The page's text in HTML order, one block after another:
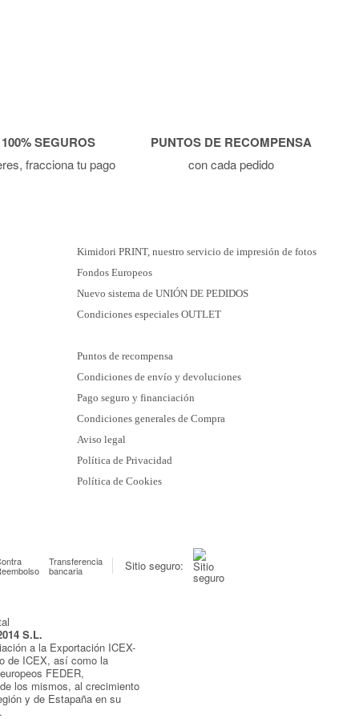
SEGUROS
fracciona tu pago
PUNTOS DE RECOMPENSA
con cada pedido
Kimidori PRINT, nuestro servicio de impresión de fotos
Fondos Europeos
Nuevo sistema de UNIÓN DE PEDIDOS
Condiciones especiales OUTLET
Puntos de recompensa
Condiciones de envío y devoluciones
Pago seguro y financiación
Condiciones generales de Compra
Aviso legal
Política de Privacidad
Política de Cookies
Transferencia
bancaria Sitio seguro:
S.L.
a la Exportación ICEX-
de ICEX, así como la
FEDER,
los mismos, al crecimiento
y de Estapaña en su